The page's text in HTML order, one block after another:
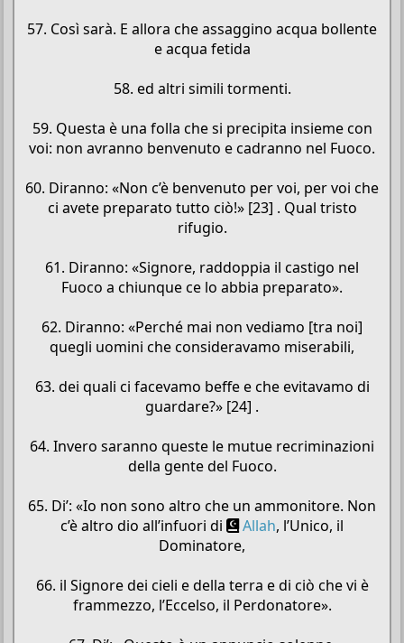
57. Così sarà. E allora che assaggino acqua bollente
e acqua fetida
58. ed altri simili tormenti.
59. Questa è una folla che si precipita insieme con
voi: non avranno benvenuto e cadranno nel Fuoco.
60. Diranno: «Non c’è benvenuto per voi, per voi che
ci avete preparato tutto ciò!» [23] . Qual tristo
rifugio.
61. Diranno: «Signore, raddoppia il castigo nel
Fuoco a chiunque ce lo abbia preparato».
62. Diranno: «Perché mai non vediamo [tra noi]
quegli uomini che consideravamo miserabili,
63. dei quali ci facevamo beffe e che evitavamo di
guardare?» [24] .
64. Invero saranno queste le mutue recriminazioni
della gente del Fuoco.
65. Di’: «Io non sono altro che un ammonitore. Non
c’è altro dio all’infuori di
Allah, l’Unico, il
Dominatore,
66. il Signore dei cieli e della terra e di ciò che vi è
frammezzo, l’Eccelso, il Perdonatore».